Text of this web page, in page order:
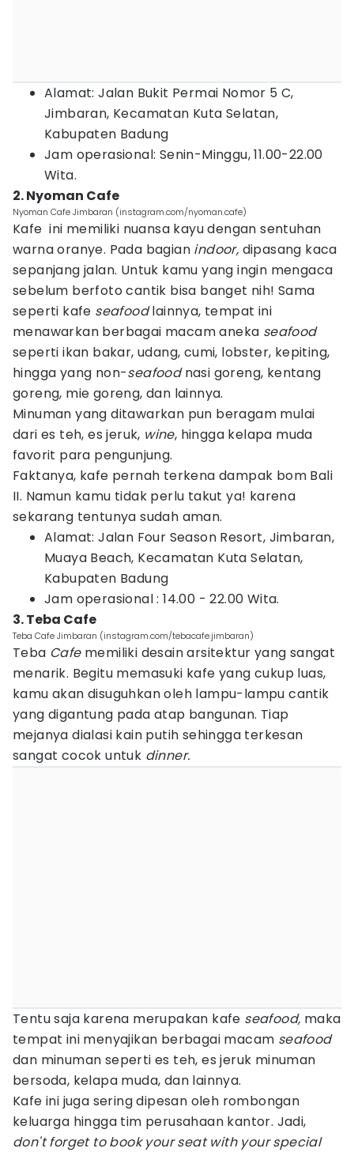
Alamat: Jalan Bukit Permai Nomor 5 C,
Jimbaran, Kecamatan Kuta Selatan,
Kabupaten Badung
Jam operasional: Senin-Minggu, 11.00-22.00
Wita.
2. Nyoman Cafe
Nyoman Cafe Jimbaran (instagram.com/nyoman.cafe)
Kafe ini memiliki nuansa kayu dengan sentuhan
warna oranye. Pada bagian indoor, dipasang kaca
sepanjang jalan. Untuk kamu yang ingin mengaca
sebelum berfoto cantik bisa banget nih! Sama
seperti kafe seafoodlainnya, tempat ini
menawarkan berbagai macam aneka seafood
seperti ikan bakar, udang, cumi, lobster, kepiting,
hingga yang non-seafoodnasi goreng, kentang
goreng, mie goreng, dan lainnya.
Minuman yang ditawarkan pun beragam mulai
dari es teh, es jeruk, wine, hingga kelapa muda
favorit para pengunjung.
Faktanya, kafe pernah terkena dampak bom Bali
II. Namun kamu tidak perlu takut ya! karena
sekarang tentunya sudah aman.
Alamat: Jalan Four Season Resort, Jimbaran,
Muaya Beach, Kecamatan Kuta Selatan,
Kabupaten Badung
Jam operasional : 14.00 - 22.00 Wita.
3. Teba Cafe
Teba Cafe Jimbaran (instagram.com/tebacafe.jimbaran)
Teba Cafememiliki desain arsitektur yang sangat
menarik. Begitu memasuki kafe yang cukup luas,
kamu akan disuguhkan oleh lampu-lampu cantik
yang digantung pada atap bangunan. Tiap
mejanya dialasi kain putih sehingga terkesan
sangat cocok untuk dinner.
Tentu saja karena merupakan kafe seafood, maka
tempat ini menyajikan berbagai macam seafood
dan minuman seperti es teh, es jeruk minuman
bersoda, kelapa muda, dan lainnya.
Kafe ini juga sering dipesan oleh rombongan
keluarga hingga tim perusahaan kantor. Jadi,
don't forget to book your seat with your special